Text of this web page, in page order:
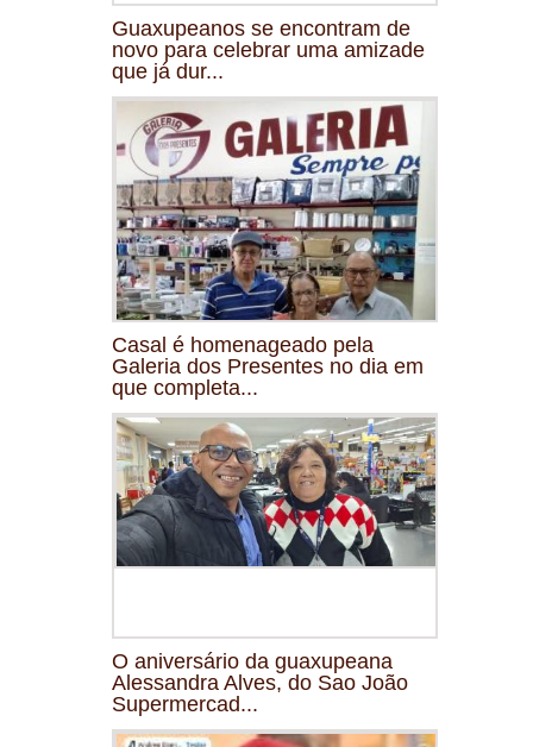
Guaxupeanos se encontram de
novo para celebrar uma amizade
que já dur...
Casal é homenageado pela
Galeria dos Presentes no dia em
que completa...
O aniversário da guaxupeana
Alessandra Alves, do Sao João
Supermercad...